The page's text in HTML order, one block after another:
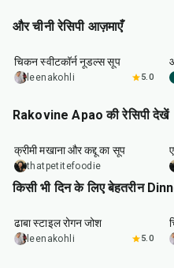
और चीनी रेसिपी आज़माएँ
35
चिकन स्वीटकॉर्न नूडल्स सूप
leenakohli 5.0
Rakovine Apao की रेसिपी देखें
क्रीमी मखाना और कद्दू का सूप
thatpetitefoodie
किसी भी दिन के लिए बेहतरीन
1 min
ढाबा स्टाइल रोगन जोश
leenakohli 5.0